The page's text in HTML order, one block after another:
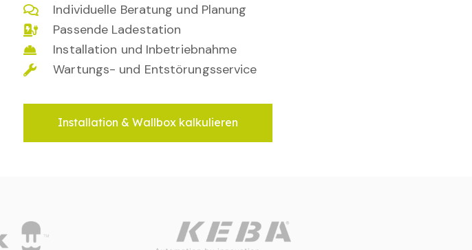
Individuelle Beratung und Planung
Passende Ladestation
Installation und Inbetriebnahme
Wartungs- und Entstörungsservice
Installation & Wallbox kalkulieren